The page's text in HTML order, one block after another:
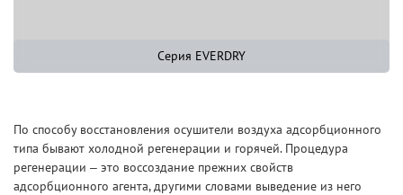
Серия EVERDRY
По способу восстановления осушители воздуха адсорбционного
типа бывают холодной регенерации и горячей. Процедура
регенерации – это воссоздание прежних свойств
адсорбционного агента, другими словами выведение из него